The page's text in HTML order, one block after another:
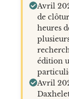
Avril
de
heures
édition
Avril